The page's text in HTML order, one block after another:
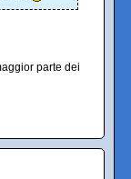
parte dei